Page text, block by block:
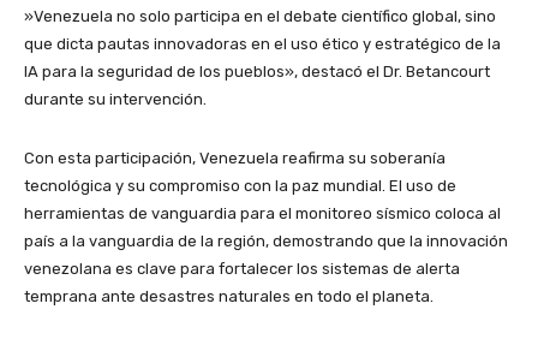
​»Venezuela no solo participa en el debate científico global, sino
que dicta pautas innovadoras en el uso ético y estratégico de la
IA para la seguridad de los pueblos», destacó el Dr. Betancourt
durante su intervención.
​Con esta participación, Venezuela reafirma su soberanía
tecnológica y su compromiso con la paz mundial. El uso de
herramientas de vanguardia para el monitoreo sísmico coloca al
país a la vanguardia de la región, demostrando que la innovación
venezolana es clave para fortalecer los sistemas de alerta
temprana ante desastres naturales en todo el planeta.